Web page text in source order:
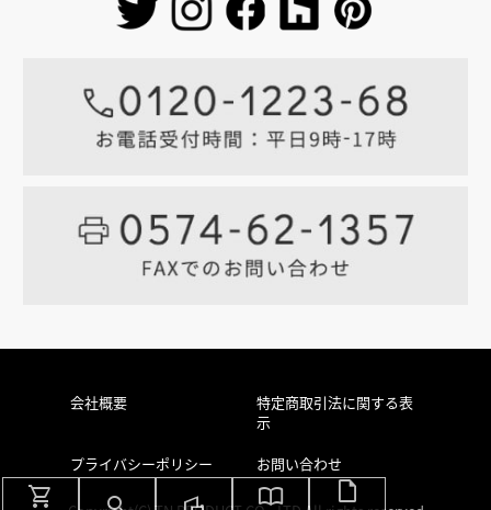
shopping_cart import_contacts draft
会社概要
特定商取引法に関する表
示
プライバシーポリシー
お問い合わせ